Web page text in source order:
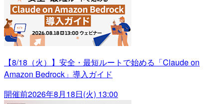
【8/18（火）】安全・最短ルートで始める「Claude on
Amazon Bedrock」導入ガイド
開催前2026年8月18日(火) 13:00